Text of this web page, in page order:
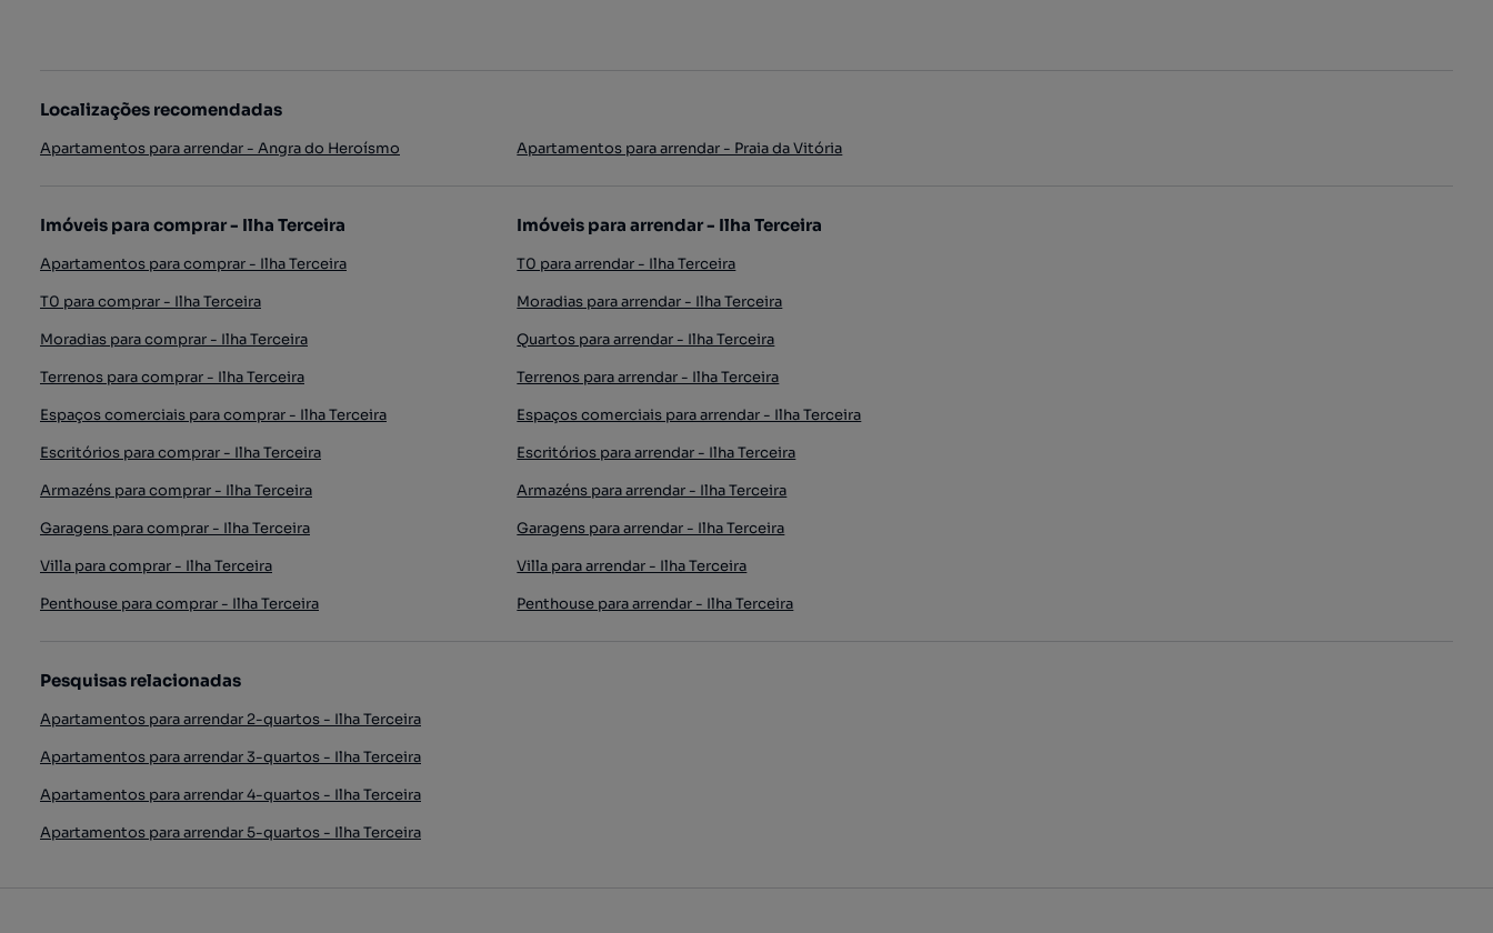
Localizações recomendadas
Apartamentos para arrendar - Angra do Heroísmo Apartamentos para arrendar - Praia da Vitória
Imóveis para comprar - Ilha Terceira
Apartamentos para comprar - Ilha Terceira
T0 para comprar - Ilha Terceira
Moradias para comprar - Ilha Terceira
Terrenos para comprar - Ilha Terceira
Espaços comerciais para comprar - Ilha Terceira
Escritórios para comprar - Ilha Terceira
Armazéns para comprar - Ilha Terceira
Garagens para comprar - Ilha Terceira
Villa para comprar - Ilha Terceira
Penthouse para comprar - Ilha Terceira
Imóveis para arrendar - Ilha Terceira
T0 para arrendar - Ilha Terceira
Moradias para arrendar - Ilha Terceira
Quartos para arrendar - Ilha Terceira
Terrenos para arrendar - Ilha Terceira
Espaços comerciais para arrendar - Ilha Terceira
Escritórios para arrendar - Ilha Terceira
Armazéns para arrendar - Ilha Terceira
Garagens para arrendar - Ilha Terceira
Villa para arrendar - Ilha Terceira
Penthouse para arrendar - Ilha Terceira
Pesquisas relacionadas
Apartamentos para arrendar 2-quartos - Ilha Terceira
Apartamentos para arrendar 3-quartos - Ilha Terceira
Apartamentos para arrendar 4-quartos - Ilha Terceira
Apartamentos para arrendar 5-quartos - Ilha Terceira